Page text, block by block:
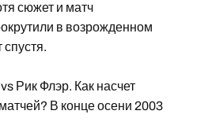
сюжет и матч
в возрожденном
спустя.
Рик Флэр. Как насчет
В конце осени 2003